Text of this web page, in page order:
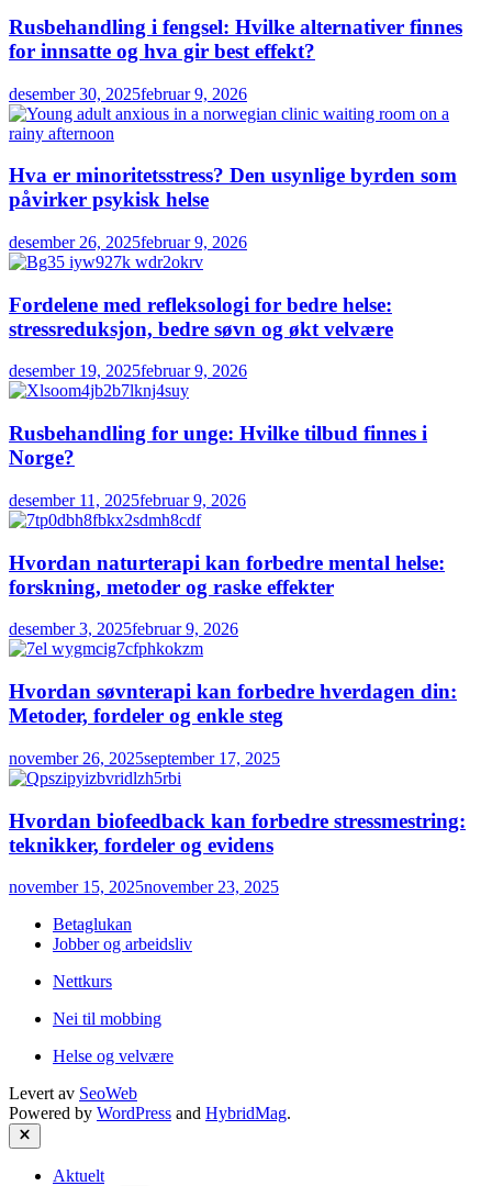
Rusbehandling i fengsel: Hvilke alternativer finnes
for innsatte og hva gir best effekt?
desember 30, 2025februar 9, 2026
Hva er minoritetsstress? Den usynlige byrden som
påvirker psykisk helse
desember 26, 2025februar 9, 2026
Fordelene med refleksologi for bedre helse:
stressreduksjon, bedre søvn og økt velvære
desember 19, 2025februar 9, 2026
Rusbehandling for unge: Hvilke tilbud finnes i
Norge?
desember 11, 2025februar 9, 2026
Hvordan naturterapi kan forbedre mental helse:
forskning, metoder og raske effekter
desember 3, 2025februar 9, 2026
Hvordan søvnterapi kan forbedre hverdagen din:
Metoder, fordeler og enkle steg
november 26, 2025september 17, 2025
Hvordan biofeedback kan forbedre stressmestring:
teknikker, fordeler og evidens
november 15, 2025november 23, 2025
Betaglukan
Jobber og arbeidsliv
Nettkurs
Nei til mobbing
Helse og velvære
Levert av SeoWeb
Powered by WordPress and HybridMag.
Close
Aktuelt